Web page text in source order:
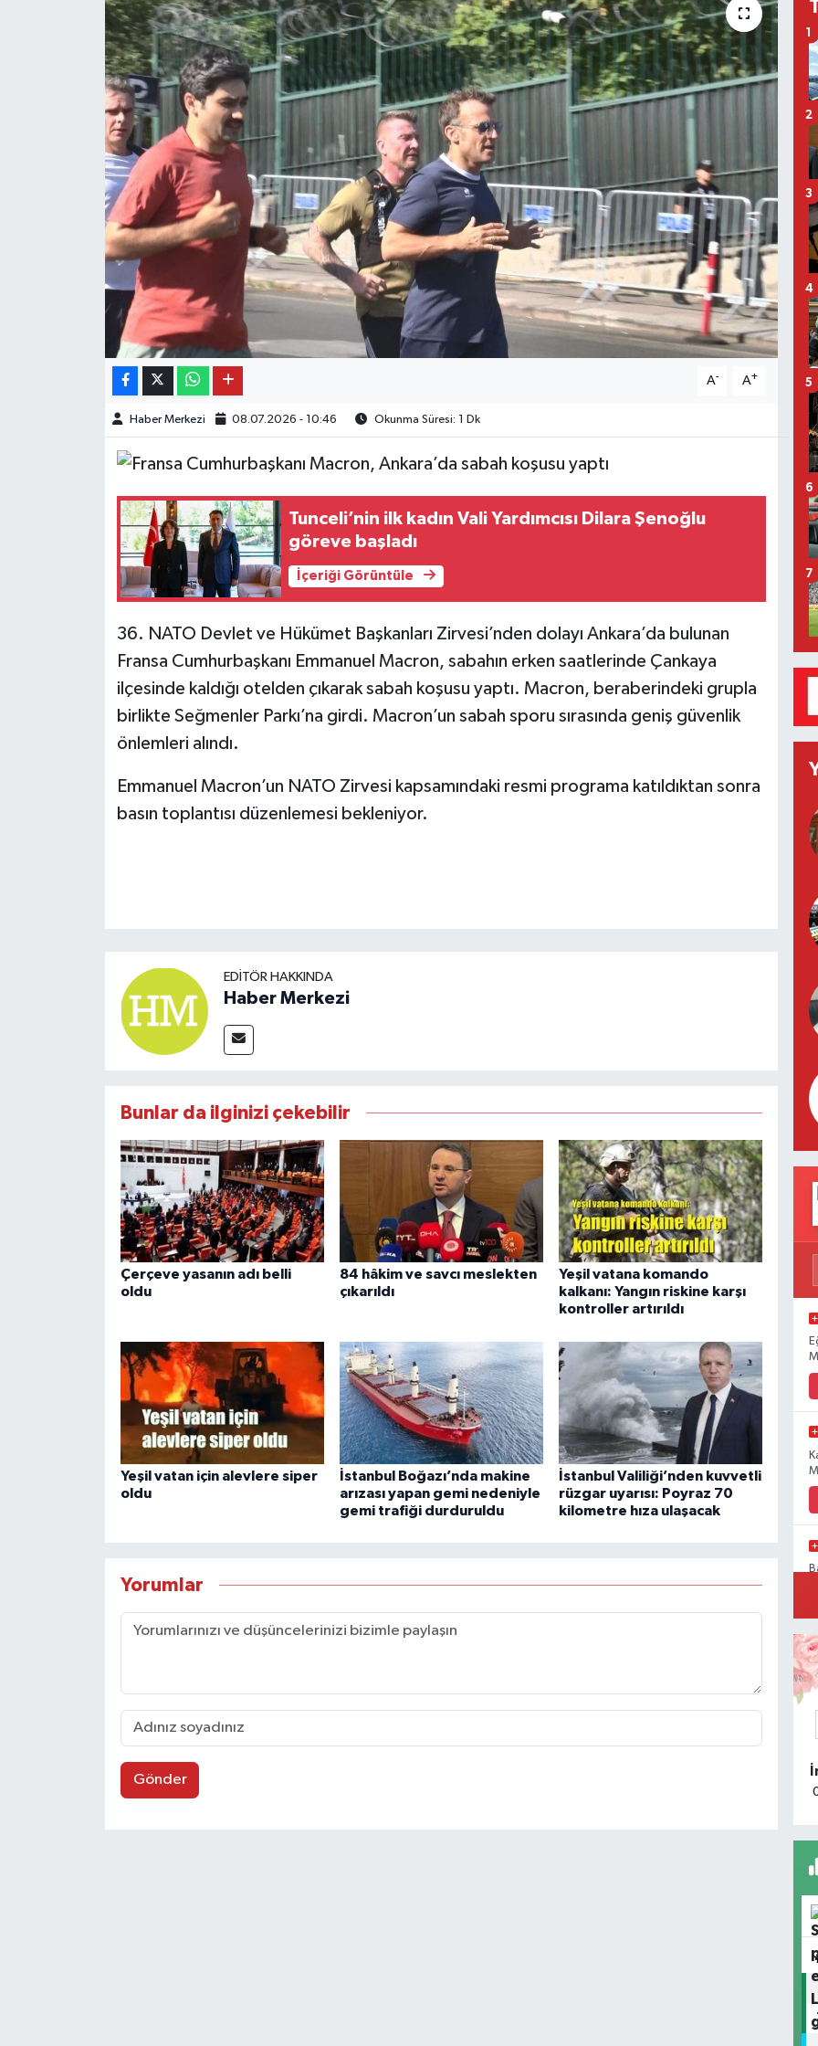
A- A+
Haber Merkezi 08.07.2026 - 10:46 Okunma Süresi: 1 Dk
Tunceli’nin ilk kadın Vali Yardımcısı Dilara Şenoğlu
göreve başladı
İçeriği Görüntüle
36. NATO Devlet ve Hükümet Başkanları Zirvesi’nden dolayı Ankara’da bulunan
Fransa Cumhurbaşkanı Emmanuel Macron, sabahın erken saatlerinde Çankaya
ilçesinde kaldığı otelden çıkarak sabah koşusu yaptı. Macron, beraberindeki grupla
birlikte Seğmenler Parkı’na girdi. Macron’un sabah sporu sırasında geniş güvenlik
önlemleri alındı.
Emmanuel Macron’un NATO Zirvesi kapsamındaki resmi programa katıldıktan sonra
basın toplantısı düzenlemesi bekleniyor.
EDITÖR HAKKINDA
Haber Merkezi
Bunlar da ilginizi çekebilir
Çerçeve yasanın adı belli
oldu
84 hâkim ve savcı meslekten
çıkarıldı
Yeşil vatana komando
kalkanı: Yangın riskine karşı
kontroller artırıldı
Yeşil vatan için alevlere siper
oldu
İstanbul Boğazı’nda makine
arızası yapan gemi nedeniyle
gemi trafiği durduruldu
İstanbul Valiliği’nden kuvvetli
rüzgar uyarısı: Poyraz 70
kilometre hıza ulaşacak
Yorumlar
Gönder
1
2
3
4
5
6
7
OTO DETAY
SAĞLIK
SON DAKİKA
FİNANS